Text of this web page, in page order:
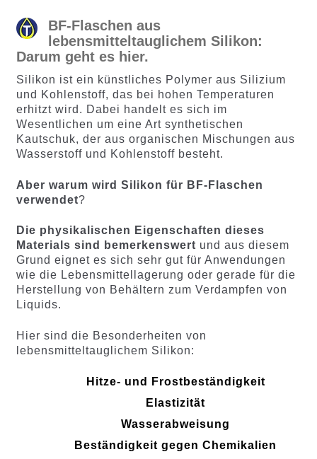
BF-Flaschen aus
lebensmitteltauglichem Silikon:
Darum geht es hier.
Silikon ist ein künstliches Polymer aus Silizium
und Kohlenstoff, das bei hohen Temperaturen
erhitzt wird. Dabei handelt es sich im
Wesentlichen um eine Art synthetischen
Kautschuk, der aus organischen Mischungen aus
Wasserstoff und Kohlenstoff besteht.
Aber warum wird Silikon für BF-Flaschen
verwendet?
Die physikalischen Eigenschaften dieses
Materials sind bemerkenswert und aus diesem
Grund eignet es sich sehr gut für Anwendungen
wie die Lebensmittellagerung oder gerade für die
Herstellung von Behältern zum Verdampfen von
Liquids.
Hier sind die Besonderheiten von
lebensmitteltauglichem Silikon:
Hitze- und Frostbeständigkeit
Elastizität
Wasserabweisung
Beständigkeit gegen Chemikalien